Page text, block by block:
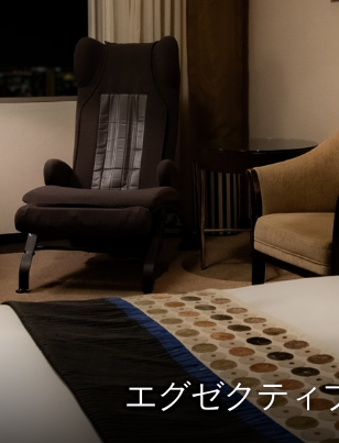
エグゼクティ